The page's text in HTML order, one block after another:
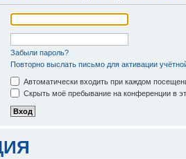
Забыли пароль?
Повторно выслать письмо для активации
Автоматически входить при каждом
Скрыть моё пребывание на конференции в